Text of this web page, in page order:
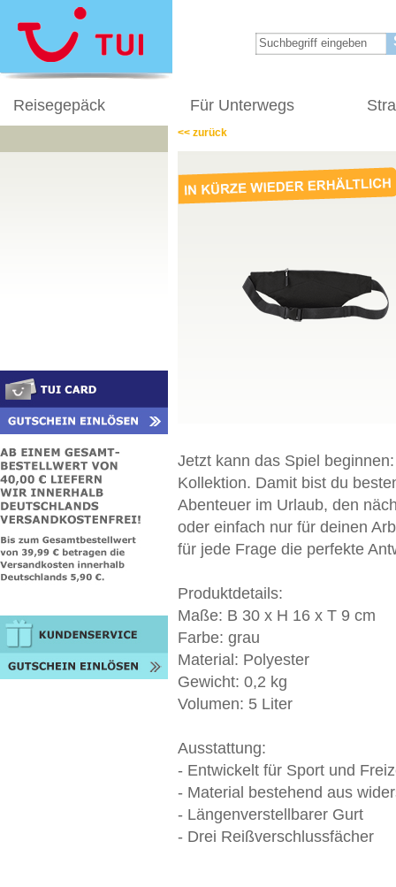
Reisegepäck Für Unterwegs
<< zurück
Jetzt kann das Spiel
Kollektion. Damit bist du
Abenteuer im Urlaub, den
oder einfach nur für deinen
für jede Frage die perfekte
Produktdetails:
Maße: B 30 x H 16 x T 9 cm
Farbe: grau
Material: Polyester
Gewicht: 0,2 kg
Volumen: 5 Liter
Ausstattung:
- Entwickelt für Sport und
- Material bestehend aus
- Längenverstellbarer Gurt
- Drei Reißverschlussfächer